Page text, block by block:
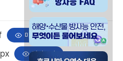
미리보기
미리보기
해양 수산물 방사능 안전,
후쿠시마 오염수 대응 정